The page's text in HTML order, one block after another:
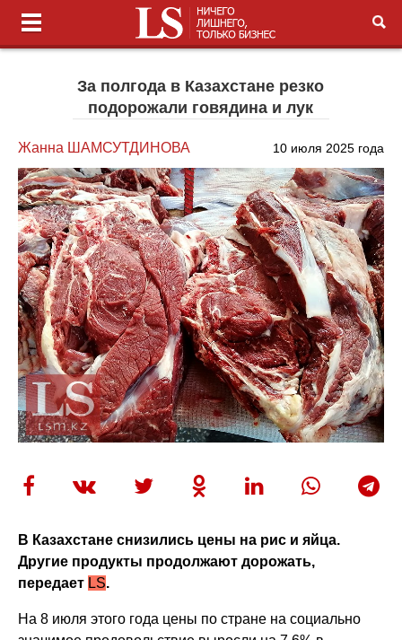
За полгода в Казахстане резко
подорожали говядина и лук
Жанна ШАМСУТДИНОВА 10 июля 2025 года
В Казахстане снизились цены на рис и яйца.
Другие продукты продолжают дорожать,
передает LS.
На 8 июля этого года цены по стране на социально